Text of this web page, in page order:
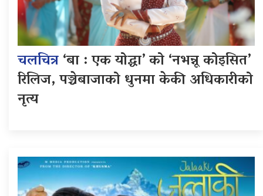
चलचित्र‘बा : एक योद्धा’ को ‘नभन्नू कोइसित’
रिलिज, पञ्चेबाजाको धुनमा केकी अधिकारीको
नृत्य